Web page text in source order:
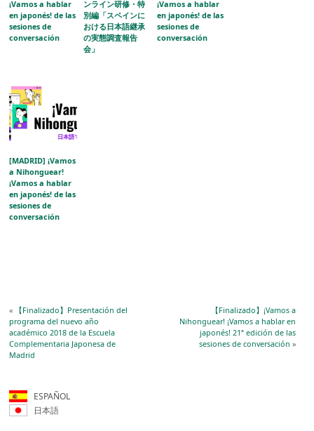
¡Vamos a hablar
en japonés! de las
sesiones de
conversación
ンライン研修・特
別編「スペインに
おける日本語継承
の実態調査報告
会」
¡Vamos a hablar
en japonés! de las
sesiones de
conversación
[MADRID] ¡Vamos
a Nihonguear!
¡Vamos a hablar
en japonés! de las
sesiones de
conversación
« 【Finalizado】Presentación del
programa del nuevo año
académico 2018 de la Escuela
Complementaria Japonesa de
Madrid
【Finalizado】¡Vamos a
Nihonguear! ¡Vamos a hablar en
japonés! 21ª edición de las
sesiones de conversación »
ESPAÑOL
日本語